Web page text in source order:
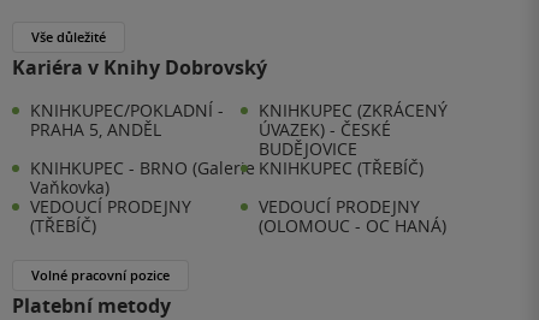
Vše důležité
Kariéra v Knihy Dobrovský
KNIHKUPEC/POKLADNÍ -
PRAHA 5, ANDĚL
KNIHKUPEC (ZKRÁCENÝ
ÚVAZEK) - ČESKÉ
BUDĚJOVICE
KNIHKUPEC - BRNO (Galerie
Vaňkovka)
KNIHKUPEC (TŘEBÍČ)
VEDOUCÍ PRODEJNY
(TŘEBÍČ)
VEDOUCÍ PRODEJNY
(OLOMOUC - OC HANÁ)
Volné pracovní pozice
Platební metody